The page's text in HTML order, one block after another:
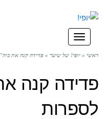
תפריט
ראשי » יופי! של שיער » פדידה קנה את
פדידה קנה
לספרות